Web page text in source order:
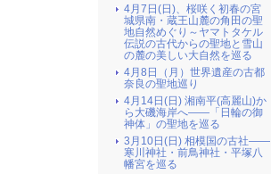
4月7日(日)、桜咲く初春の宮
城県南・蔵王山麓の角田の聖
地自然めぐり～ヤマトタケル
伝説の古代からの聖地と雪山
の麓の美しい大自然を巡る
4月8日（月）世界遺産の古都
奈良の聖地巡り
4月14日(日) 湘南平(高麗山)か
ら大磯海岸へ――「日輪の御
神体」の聖地を巡る
3月10日(日) 相模国の古社――
寒川神社・前鳥神社・平塚八
幡宮を巡る